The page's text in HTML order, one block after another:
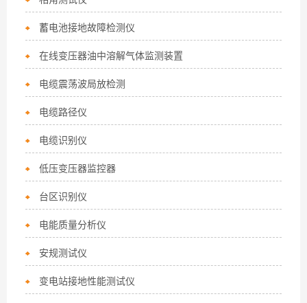
蓄电池接地故障检测仪
在线变压器油中溶解气体监测装置
电缆震荡波局放检测
电缆路径仪
电缆识别仪
低压变压器监控器
台区识别仪
电能质量分析仪
安规测试仪
变电站接地性能测试仪